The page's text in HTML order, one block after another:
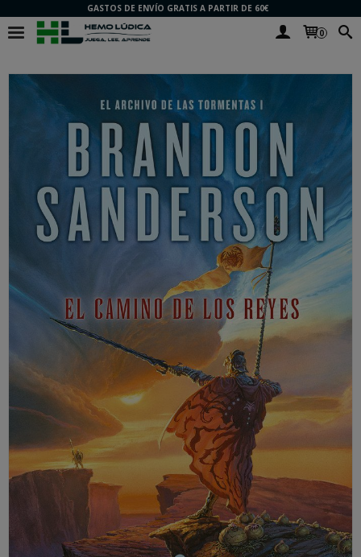
GASTOS DE ENVÍO GRATIS A PARTIR DE 60€
0